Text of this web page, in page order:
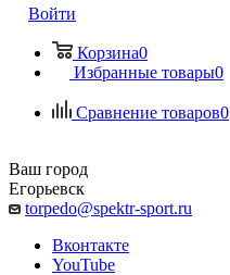
Войти
Корзина0
Избранные товары0
Сравнение товаров0
Ваш город
Егорьевск
torpedo@spektr-sport.ru
Вконтакте
YouTube